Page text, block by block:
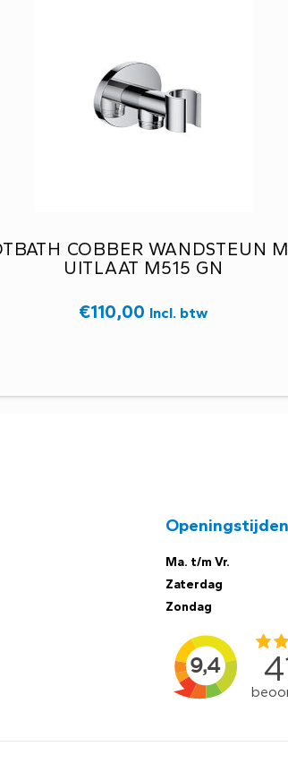
COBBER WANDSTEUN
UITLAAT M515 GN
€110,00 Incl. btw
Openingstijden
Ma. t/m Vr.
Zaterdag
Zondag